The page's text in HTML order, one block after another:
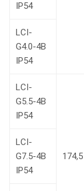
IP54
LCI-
G4.0-4B
IP54
LCI-
G5.5-4B
IP54
174,5
LCI-
G7.5-4B
IP54